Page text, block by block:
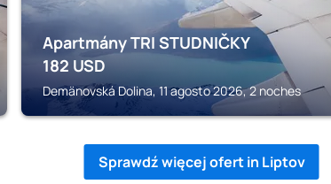
Apartmány TRI STUDNIČKY
182 USD
Demänovská Dolina, 11 agosto 2026, 2 noches
Sprawdź więcej ofert in Liptov